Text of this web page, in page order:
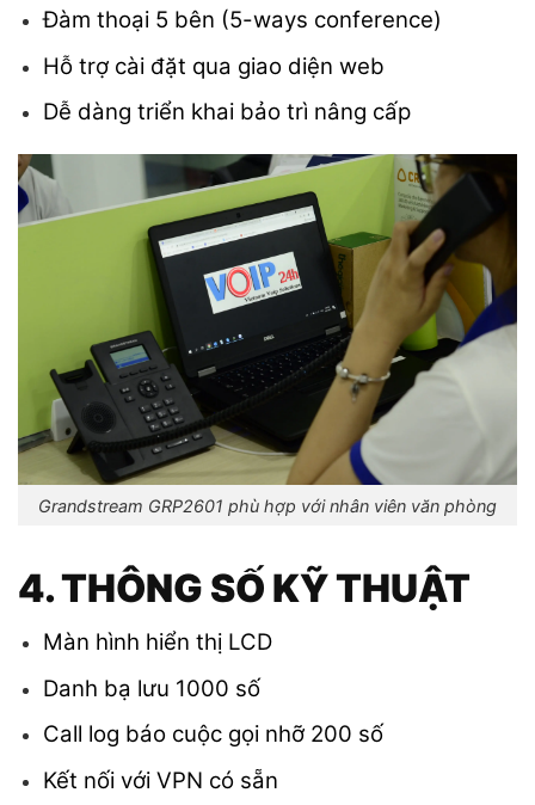
Đàm thoại 5 bên (5-ways conference)
Hỗ trợ cài đặt qua giao diện web
Dễ dàng triển khai bảo trì nâng cấp
Grandstream GRP2601 phù hợp với nhân viên văn phòng
4. THÔNG SỐ KỸ THUẬT
Màn hình hiển thị LCD
Danh bạ lưu 1000 số
Call log báo cuộc gọi nhỡ 200 số
Kết nối với VPN có sẵn